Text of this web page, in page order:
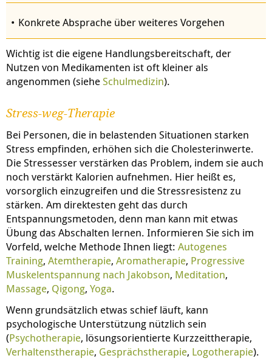
Konkrete Absprache über weiteres Vorgehen
Wichtig ist die eigene Handlungsbereitschaft, der
Nutzen von Medikamenten ist oft kleiner als
angenommen (sieheSchulmedizin).
Stress-weg-Therapie
Bei Personen, die in belastenden Situationen starken
Stress empfinden, erhöhen sich die Cholesterinwerte.
Die Stressesser verstärken das Problem, indem sie auch
noch verstärkt Kalorien aufnehmen. Hier heißt es,
vorsorglich einzugreifen und die Stressresistenz zu
stärken. Am direktesten geht das durch
Entspannungsmetoden, denn man kann mit etwas
Übung das Abschalten lernen. Informieren Sie sich im
Vorfeld, welche Methode Ihnen liegt: Autogenes
Training, Atemtherapie, Aromatherapie, Progressive
Muskelentspannung nach Jakobson, Meditation,
Massage, Qigong, Yoga.
Wenn grundsätzlich etwas schief läuft, kann
psychologische Unterstützung nützlich sein
(Psychotherapie, lösungsorientierte Kurzzeittherapie,
Verhaltenstherapie, Gesprächstherapie, Logotherapie).